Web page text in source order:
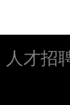
人才招